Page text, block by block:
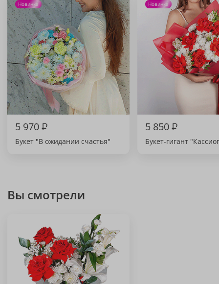
Новинка
5 970₽
Букет "В ожидании счастья"
Новинка
5 850₽
Букет-гигант
Вы смотрели